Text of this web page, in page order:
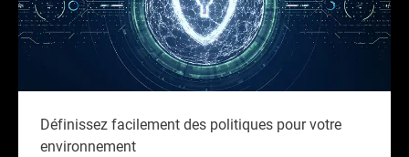
Définissez facilement des politiques pour votre
environnement